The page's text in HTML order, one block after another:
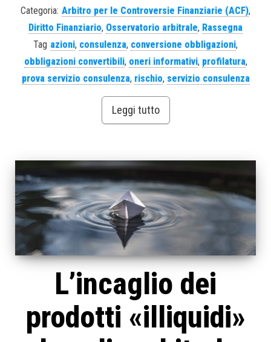
Categoria: Arbitro per le Controversie Finanziarie (ACF),
Diritto Finanziario, Osservatorio arbitrale, Rassegna
Tag azioni, consulenza, conversione obbligazioni,
obbligazioni convertibili, oneri informativi, profilatura,
prova servizio consulenza, rischio, servizio consulenza
Leggi tutto
L’incaglio dei
prodotti «illiquidi»